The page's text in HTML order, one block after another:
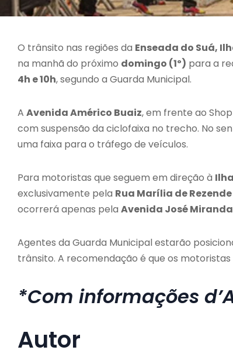
O trânsito nas regiões da Enseada do Suá,
na manhã do próximo domingo (1º) para a
4h e 10h, segundo a Guarda Municipal.
A Avenida Américo Buaiz, em frente ao
com suspensão da ciclofaixa no trecho. No
uma faixa para o tráfego de veículos.
Para motoristas que seguem em direção à
exclusivamente pela Rua Marília de
ocorrerá apenas pela Avenida José
Agentes da Guarda Municipal estarão
trânsito. A recomendação é que os
*Com informações
Autor